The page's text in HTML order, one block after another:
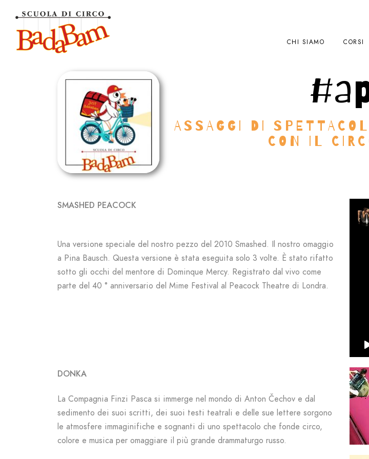
CHI SIAMO CORSI
ASSAGGI DI
CON IL
SMASHED PEACOCK
Una versione speciale del nostro pezzo del 2010 Smashed. Il nostro omaggio
a Pina Bausch. Questa versione è stata eseguita solo 3 volte. È stato rifatto
sotto gli occhi del mentore di Dominque Mercy. Registrato dal vivo come
parte del 40 ° anniversario del Mime Festival al Peacock Theatre di Londra.
DONKA
La Compagnia Finzi Pasca si immerge nel mondo di Anton Čechov e dal
sedimento dei suoi scritti, dei suoi testi teatrali e delle sue lettere sorgono
le atmosfere immaginifiche e sognanti di uno spettacolo che fonde circo,
colore e musica per omaggiare il più grande drammaturgo russo.